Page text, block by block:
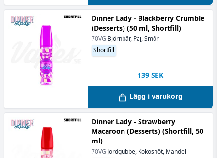
Dinner Lady - Blackberry Crumble
(Desserts) (50 ml, Shortfill)
70VG Björnbär, Paj, Smör
Shortfill
139 SEK
Lägg i varukorg
Dinner Lady - Strawberry
Macaroon (Desserts) (Shortfill, 50
ml)
70VG Jordgubbe, Kokosnöt, Mandel